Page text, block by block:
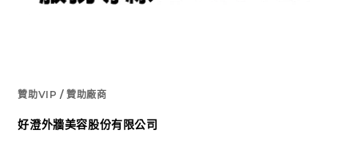
贊助VIP /贊助廠商
好澄外牆美容股份有限公司